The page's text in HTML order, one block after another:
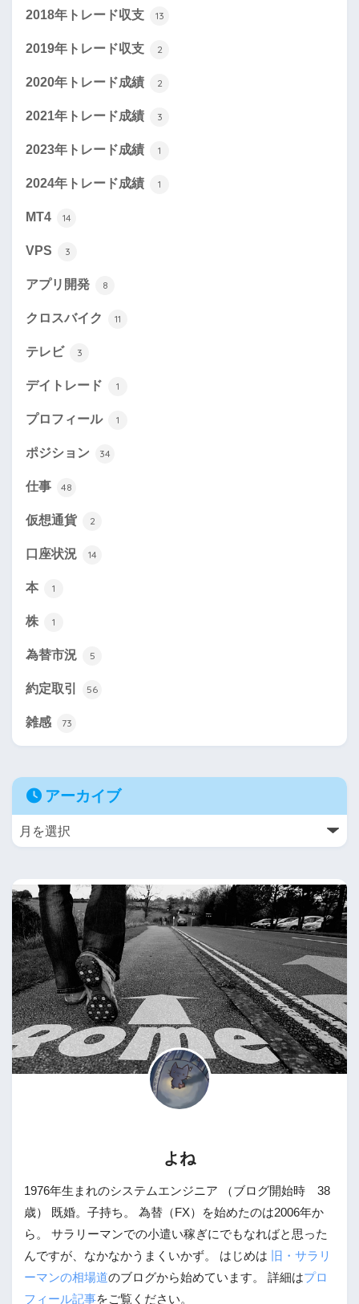
2018年トレード収支 13
2019年トレード収支 2
2020年トレード成績 2
2021年トレード成績 3
2023年トレード成績 1
2024年トレード成績 1
MT4 14
VPS 3
アプリ開発 8
クロスバイク 11
テレビ 3
デイトレード 1
プロフィール 1
ポジション 34
仕事 48
仮想通貨 2
口座状況 14
本 1
株 1
為替市況 5
約定取引 56
雑感 73
アーカイブ
よね
1976年生まれのシステムエンジニア （ブログ開始時 38
歳） 既婚。子持ち。 為替（FX）を始めたのは2006年か
ら。 サラリーマンでの小遣い稼ぎにでもなればと思った
んですが、なかなかうまくいかず。 はじめは
旧・サラリ
ーマンの相場道のブログから始めています。 詳細はプロ
フィール記事をご覧ください。